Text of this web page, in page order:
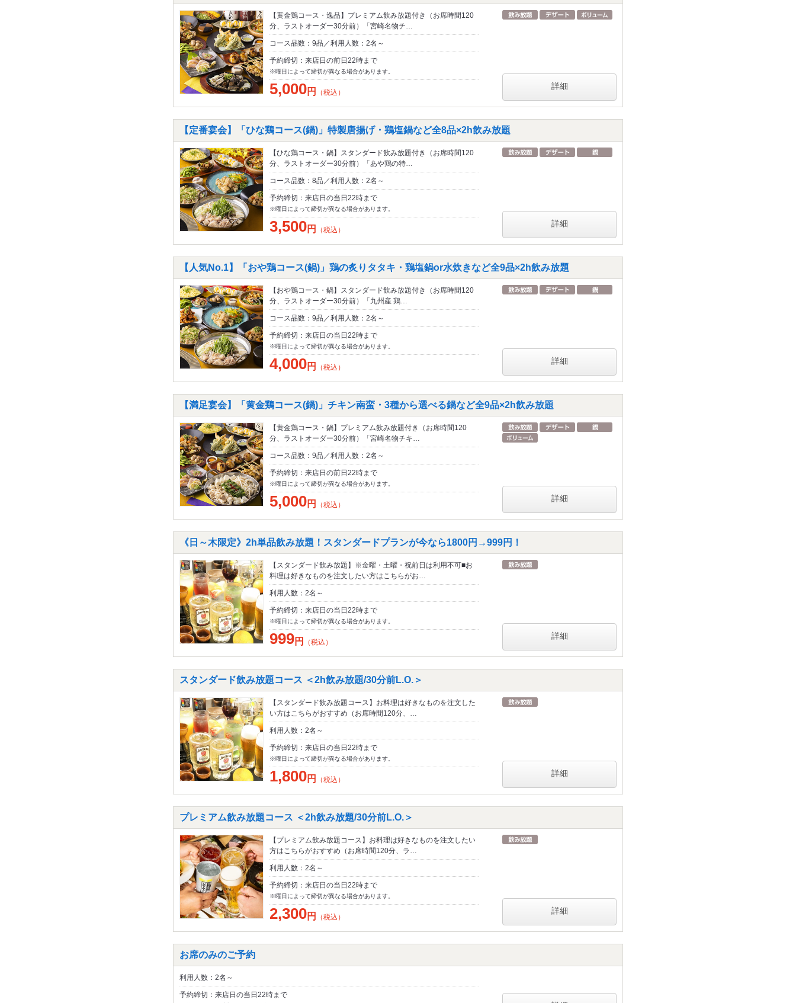
【黄金鶏コース・逸品】プレミアム飲み放題付き（お席時間120
分、ラストオーダー30分前）「宮崎名物チ…
コース品数：9品／利用人数：2名～
予約締切：来店日の前日22時まで
※曜日によって締切が異なる場合があります。
5,000円 （税込）
詳細
【定番宴会】「ひな鶏コース(鍋)」特製唐揚げ・鶏塩鍋など全8品×2h飲み放題
【ひな鶏コース・鍋】スタンダード飲み放題付き（お席時間120
分、ラストオーダー30分前）「あや鶏の特…
コース品数：8品／利用人数：2名～
予約締切：来店日の当日22時まで
※曜日によって締切が異なる場合があります。
3,500円 （税込）
詳細
【人気No.1】「おや鶏コース(鍋)」鶏の炙りタタキ・鶏塩鍋or水炊きなど全9品×2h飲み放題
【おや鶏コース・鍋】スタンダード飲み放題付き（お席時間120
分、ラストオーダー30分前）「九州産 鶏…
コース品数：9品／利用人数：2名～
予約締切：来店日の当日22時まで
※曜日によって締切が異なる場合があります。
4,000円 （税込）
詳細
【満足宴会】「黄金鶏コース(鍋)」チキン南蛮・3種から選べる鍋など全9品×2h飲み放題
【黄金鶏コース・鍋】プレミアム飲み放題付き（お席時間120
分、ラストオーダー30分前）「宮崎名物チキ…
コース品数：9品／利用人数：2名～
予約締切：来店日の前日22時まで
※曜日によって締切が異なる場合があります。
5,000円 （税込）
詳細
《日～木限定》2h単品飲み放題！スタンダードプランが今なら1800円→999円！
【スタンダード飲み放題】※金曜・土曜・祝前日は利用不可■お
料理は好きなものを注文したい方はこちらがお…
利用人数：2名～
予約締切：来店日の当日22時まで
※曜日によって締切が異なる場合があります。
999円 （税込）
詳細
スタンダード飲み放題コース ＜2h飲み放題/30分前L.O.＞
【スタンダード飲み放題コース】お料理は好きなものを注文した
い方はこちらがおすすめ（お席時間120分、…
利用人数：2名～
予約締切：来店日の当日22時まで
※曜日によって締切が異なる場合があります。
1,800円 （税込）
詳細
プレミアム飲み放題コース ＜2h飲み放題/30分前L.O.＞
【プレミアム飲み放題コース】お料理は好きなものを注文したい
方はこちらがおすすめ（お席時間120分、ラ…
利用人数：2名～
予約締切：来店日の当日22時まで
※曜日によって締切が異なる場合があります。
2,300円 （税込）
詳細
お席のみのご予約
利用人数：2名～
予約締切：来店日の当日22時まで